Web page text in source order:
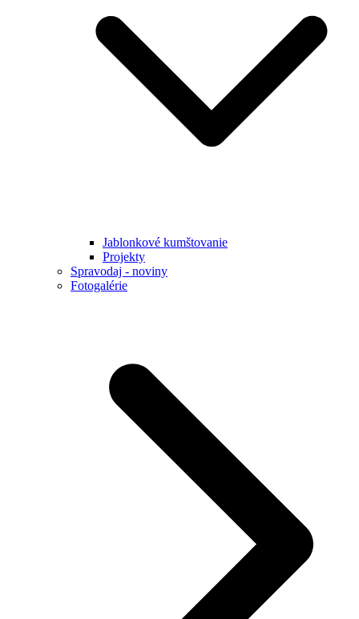
Jablonkové kumštovanie
Projekty
Spravodaj - noviny
Fotogalérie